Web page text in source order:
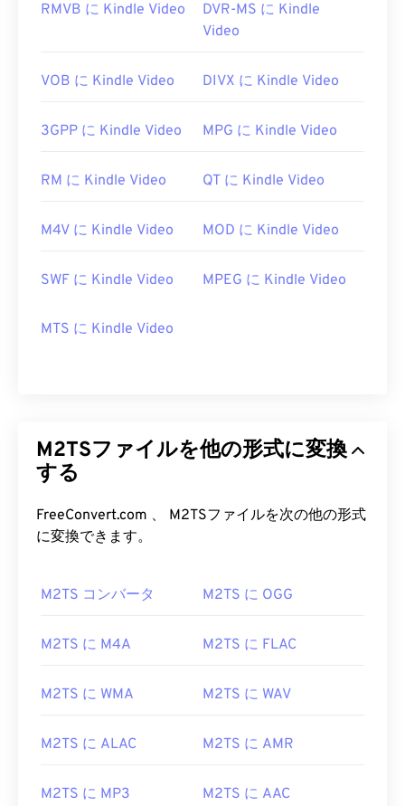
00 00 00
00 00 00
RMVB に Kindle Video
DVR-MS に Kindle
Video
VOB に Kindle Video DIVX に Kindle Video
3GPP に Kindle Video MPG に Kindle Video
RM に Kindle Video QT に Kindle Video
M4V に Kindle Video MOD に Kindle Video
SWF に Kindle Video MPEG に Kindle Video
MTS に Kindle Video
M2TSファイルを他の形式に変換
する
FreeConvert.com 、 M2TSファイルを次の他の形式
に変換できます。
M2TS コンバータ M2TS に OGG
M2TS に M4A M2TS に FLAC
M2TS に WMA M2TS に WAV
M2TS に ALAC M2TS に AMR
M2TS に MP3 M2TS に AAC